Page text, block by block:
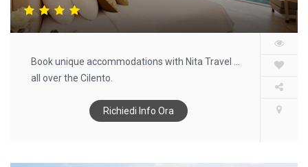
Book unique accommodations with Nita Travel ...
all over the Cilento.
Richiedi Info Ora